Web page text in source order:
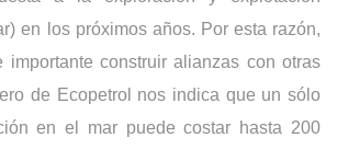
en los próximos años. Por esta razón,
importante construir alianzas con otras
de Ecopetrol nos indica que un sólo
en el mar puede costar hasta 200